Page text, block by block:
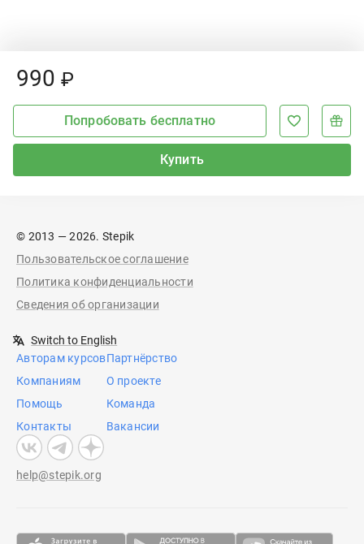
Price:
990 ₽
Купить
Попробовать бесплатно
© 2013 — 2026. Stepik
Пользовательское соглашение
Политика конфиденциальности
Сведения об организации
Switch to English
Авторам курсов
Компаниям
Помощь
Контакты
Партнёрство
О проекте
Команда
Вакансии
help@stepik.org